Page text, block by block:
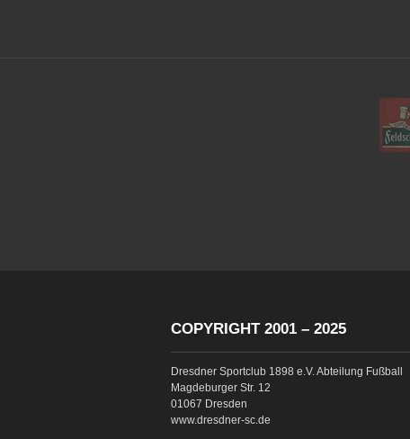
COPYRIGHT 2001 – 2025
Dresdner Sportclub 1898 e.V. Abteilung Fußball
Magdeburger Str. 12
01067 Dresden
www.dresdner-sc.de